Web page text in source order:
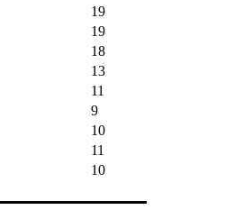
19
19
18
13
11
9
10
11
10